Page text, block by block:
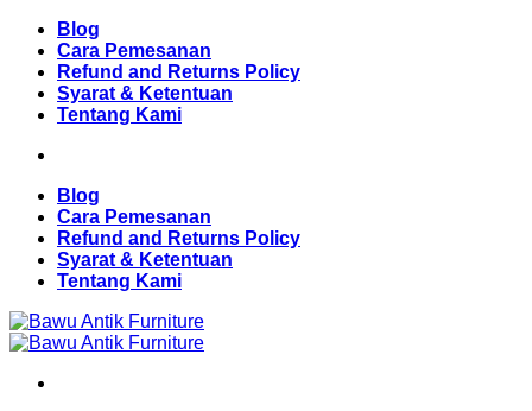
Skip
content
Blog
Cara Pemesanan
Refund and Returns Policy
Syarat & Ketentuan
Tentang Kami
Blog
Cara Pemesanan
Refund and Returns Policy
Syarat & Ketentuan
Tentang Kami